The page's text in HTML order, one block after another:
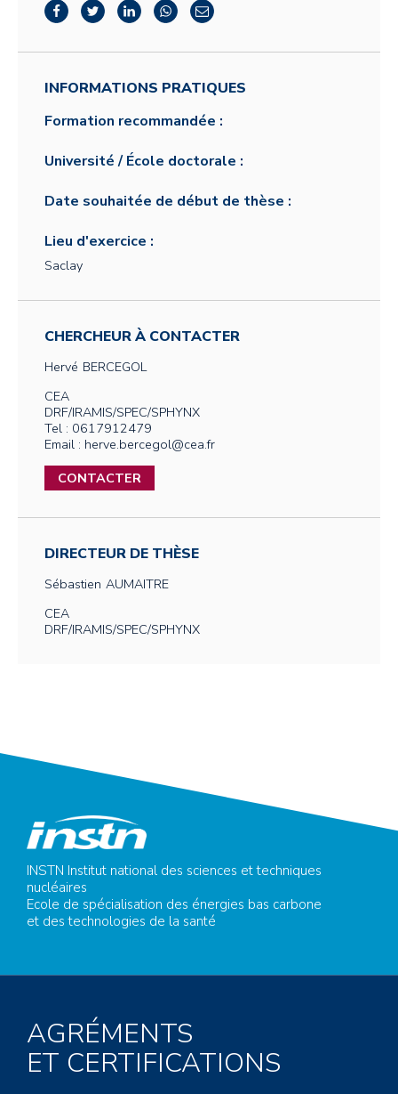
INFORMATIONS PRATIQUES
Formation recommandée :
Université / École doctorale :
Date souhaitée de début de thèse :
Lieu d'exercice :
Saclay
CHERCHEUR À CONTACTER
Hervé BERCEGOL
CEA
DRF/IRAMIS/SPEC/SPHYNX
Tel : 0617912479
Email : herve.bercegol@cea.fr
CONTACTER
DIRECTEUR DE THÈSE
Sébastien AUMAITRE
CEA
DRF/IRAMIS/SPEC/SPHYNX
INSTN Institut national des sciences et techniques
nucléaires
Ecole de spécialisation des énergies bas carbone
et des technologies de la santé
AGRÉMENTS
ET CERTIFICATIONS